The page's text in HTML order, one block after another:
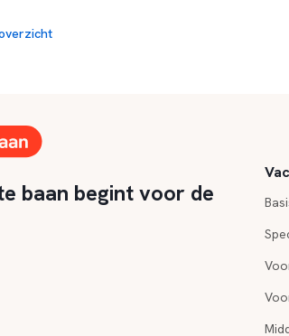
baan begint voor de